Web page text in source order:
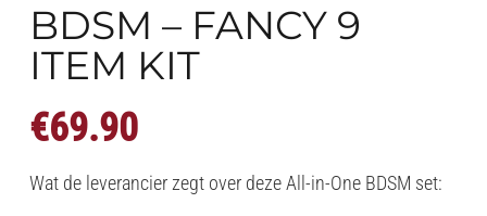
BDSM – FANCY 9
ITEM KIT
€69.90
Wat de leverancier zegt over deze All-in-One BDSM set: